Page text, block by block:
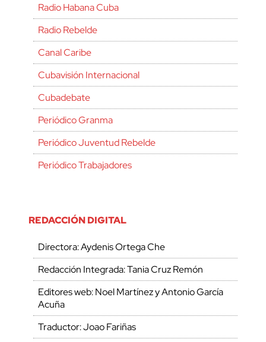
Radio Habana Cuba
Radio Rebelde
Canal Caribe
Cubavisión Internacional
Cubadebate
Periódico Granma
Periódico Juventud Rebelde
Periódico Trabajadores
REDACCIÓN DIGITAL
Directora: Aydenis Ortega Che
Redacción Integrada: Tania Cruz Remón
Editores web: Noel Martínez y Antonio García
Acuña
Traductor: Joao Fariñas